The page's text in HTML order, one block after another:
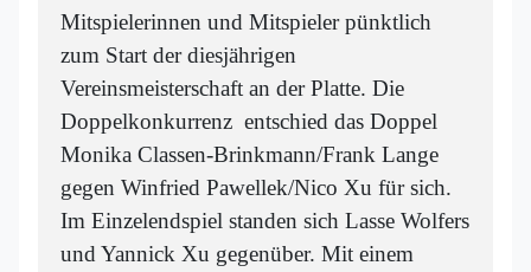
Mitspielerinnen und Mitspieler pünktlich
zum Start der diesjährigen
Vereinsmeisterschaft an der Platte. Die
Doppelkonkurrenz entschied das Doppel
Monika Classen-Brinkmann/Frank Lange
gegen Winfried Pawellek/Nico Xu für sich.
Im Einzelendspiel standen sich Lasse Wolfers
und Yannick Xu gegenüber. Mit einem